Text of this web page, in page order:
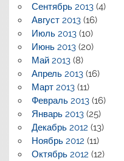
Сентябрь 2013(4)
Август 2013(16)
Июль 2013(10)
Июнь 2013(20)
Май 2013(8)
Апрель 2013(16)
Март 2013(11)
Февраль 2013(16)
Январь 2013(25)
Декабрь 2012 (13)
Ноябрь 2012 (11)
Октябрь 2012 (12)